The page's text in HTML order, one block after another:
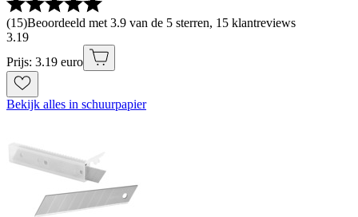
(15)Beoordeeld met 3.9 van de 5 sterren, 15 klantreviews
3.19
Prijs: 3.19 euro
Bekijk alles in schuurpapier